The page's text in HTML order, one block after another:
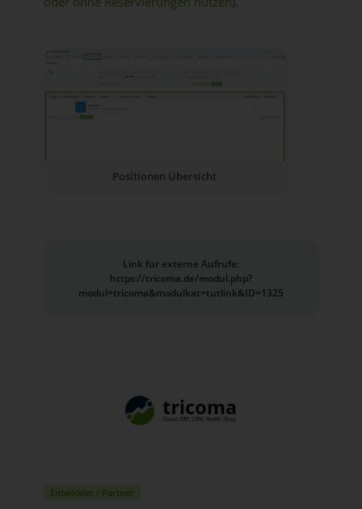
Positionen Übersicht
Link für externe Aufrufe:
https://tricoma.de/modul.php?
modul=tricoma&modulkat=tutlink&ID=1325
Entwickler / Partner